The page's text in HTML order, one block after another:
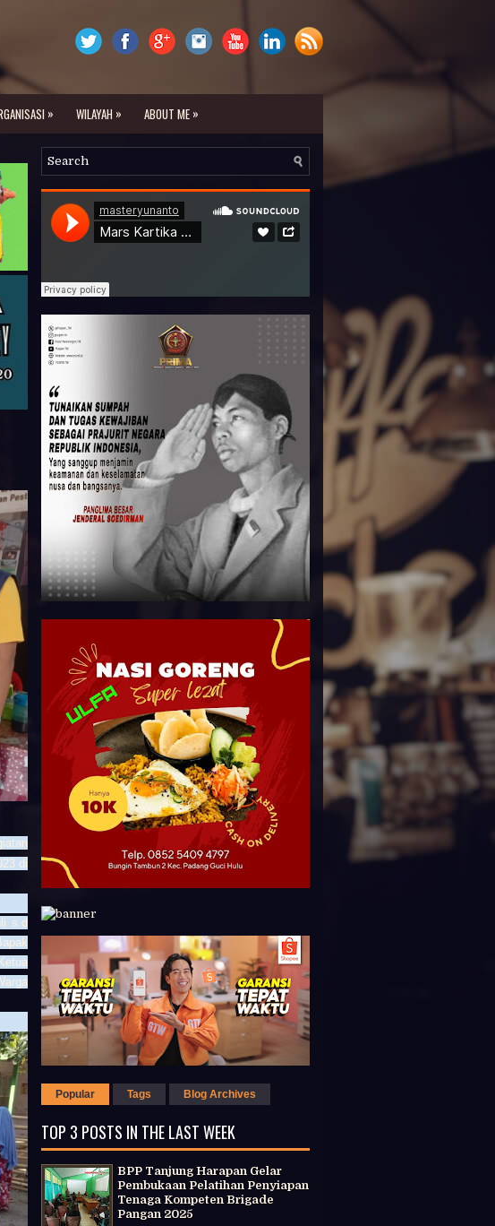
» WILAYAH » ABOUT ME »
di
s.d
Popular Tags Blog Archives
TOP 3 POSTS IN THE LAST WEEK
BPP Tanjung Harapan Gelar
Pembukaan Pelatihan Penyiapan
Tenaga Kompeten Brigade
Pangan 2025